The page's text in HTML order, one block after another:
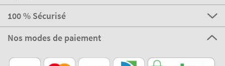
100 % Sécurisé
Nos modes de paiement